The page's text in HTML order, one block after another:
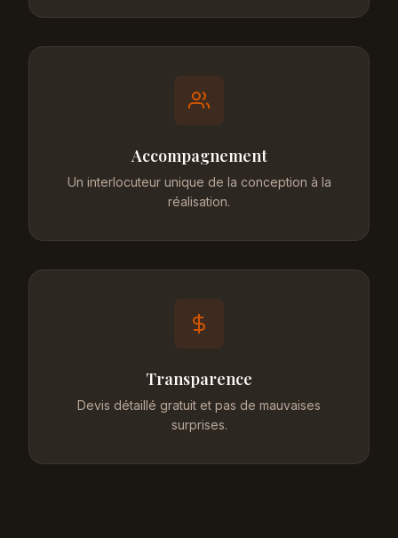
Accompagnement
Un interlocuteur unique de la conception à la
réalisation.
Transparence
Devis détaillé gratuit et pas de mauvaises
surprises.